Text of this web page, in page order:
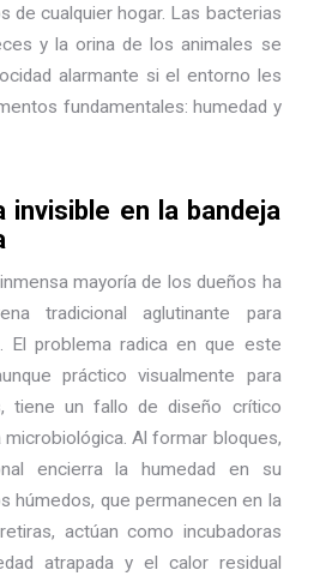
de cualquier hogar. Las bacterias
y la orina de los animales se
alarmante si el entorno les
fundamentales: humedad y
invisible en la bandeja
mayoría de los dueños ha
tradicional aglutinante para
El problema radica en que este
práctico visualmente para
tiene un fallo de diseño crítico
Al formar bloques,
encierra la humedad en su
húmedos, que permanecen en la
actúan como incubadoras
atrapada y el calor residual